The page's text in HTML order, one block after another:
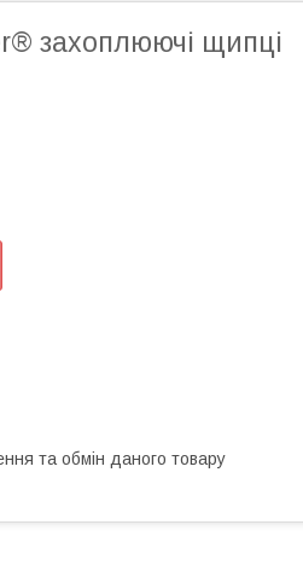
захоплюючі щипці
та обмін даного товару